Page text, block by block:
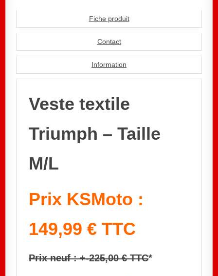
Fiche produit
Contact
Information
Veste textile
Triumph – Taille
M/L
Prix KSMoto :
149,99 € TTC
Prix neuf : +-225,00 € TTC*